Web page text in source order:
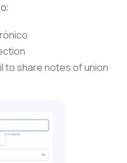
to share notes of union